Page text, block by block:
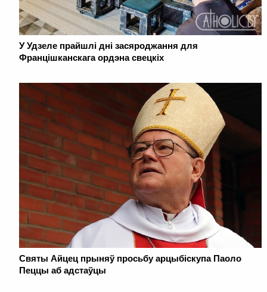
У Удзеле прайшлі дні засяроджання для
Францішканскага ордэна свецкіх
Святы Айцец прыняў просьбу арцыбіскупа Паоло
Пеццы аб адстаўцы